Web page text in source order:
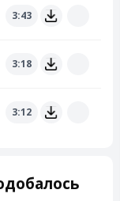
3:43
3:18
3:12